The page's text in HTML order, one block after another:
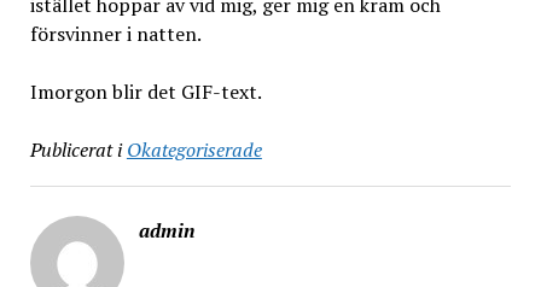
försvinner i natten.
Imorgon blir det GIF-text.
Publicerat i Okategoriserade
admin